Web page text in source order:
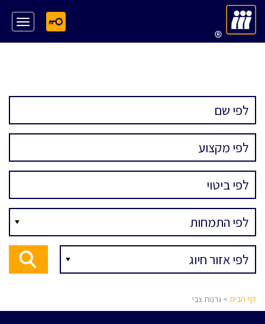
דף הבית > גרנות צבי